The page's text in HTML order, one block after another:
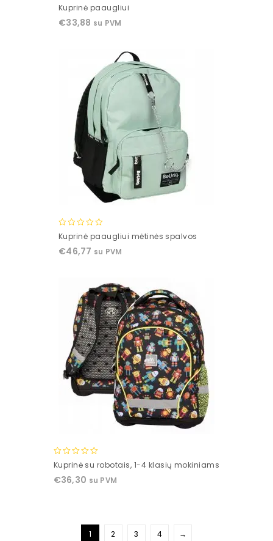
0
of
Kuprinė paaugliui
€33,88 su PVM
0
of
Kuprinė paaugliui mėtinės spalvos
€46,77 su PVM
0
of
Kuprinė su robotais, 1-4 klasių mokiniams
€36,30 su PVM
1 2 3 4 →